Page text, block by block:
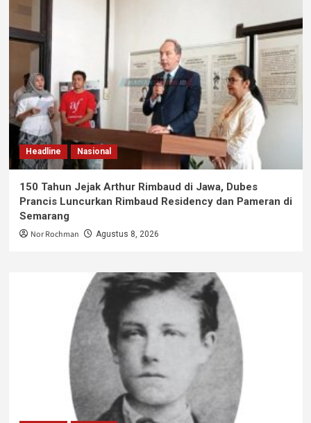
Headline Nasional
150 Tahun Jejak Arthur Rimbaud di Jawa, Dubes
Prancis Luncurkan Rimbaud Residency dan Pameran di
Semarang
Nor Rochman Agustus 8, 2026